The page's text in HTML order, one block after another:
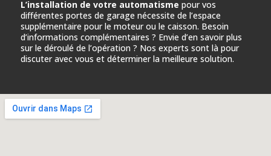
L’installation de votre automatisme pour vos
différentes portes de garage nécessite de l’espace
supplémentaire pour le moteur ou le caisson. Besoin
d’informations complémentaires ? Envie d’en savoir plus
sur le déroulé de l’opération ? Nos experts sont là pour
discuter avec vous et déterminer la meilleure solution.